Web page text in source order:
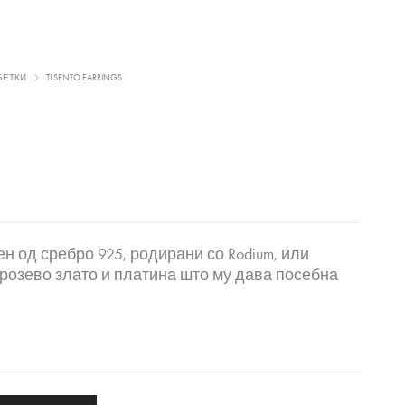
TI SENTO EARRINGS
од сребро 925, родирани со Rodium, или
злато и платина што му дава посебна